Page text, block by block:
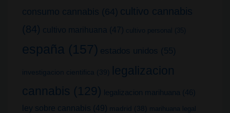
consumo cannabis (64) cultivo cannabis
(84) cultivo marihuana (47) cultivo personal (35)
españa (157) estados unidos (55)
investigacion cientifica (39)
legalizacion
cannabis (129) legalizacion marihuana (46)
ley sobre cannabis (49) madrid (38)
marihuana legal